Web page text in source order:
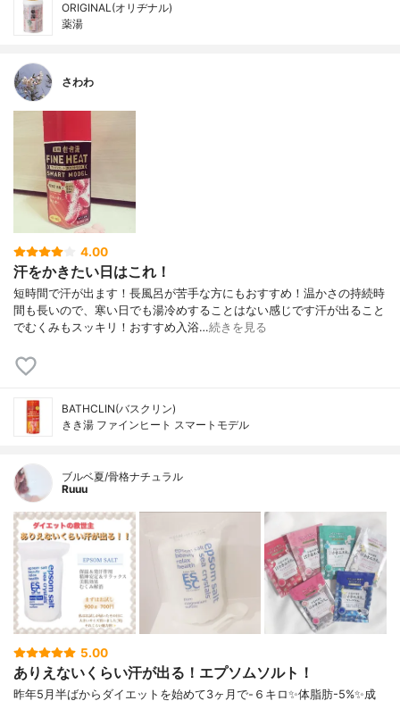
ORIGINAL(オリヂナル)
薬湯
さわわ
4.00
汗をかきたい日はこれ！
短時間で汗が出ます！長風呂が苦手な方にもおすすめ！温かさの持続時
間も長いので、寒い日でも湯冷めすることはない感じです汗が出ること
でむくみもスッキリ！おすすめ入浴…続きを見る
BATHCLIN(バスクリン)
きき湯 ファインヒート スマートモデル
ブルベ夏/骨格ナチュラル
Ruuu
5.00
ありえないくらい汗が出る！エプソムソルト！
昨年5月半ばからダイエットを始めて3ヶ月で-６キロ✨体脂肪-5%✨成